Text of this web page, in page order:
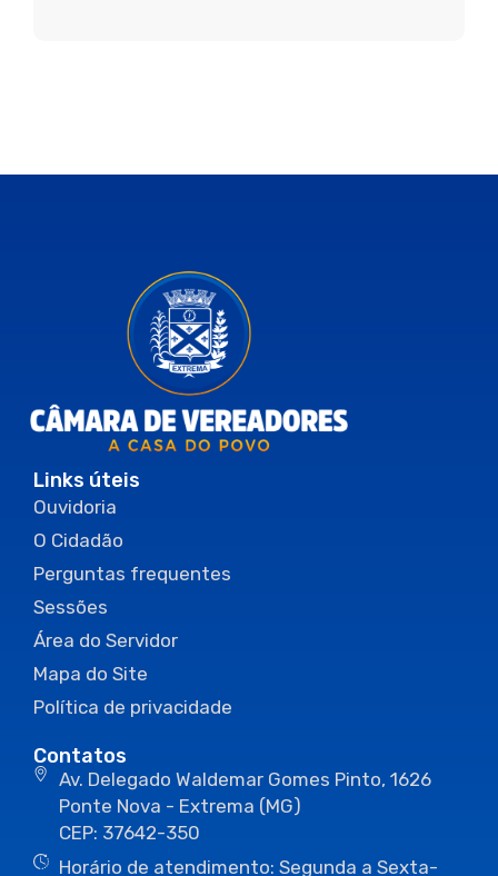
Links úteis
Ouvidoria
O Cidadão
Perguntas frequentes
Sessões
Área do Servidor
Mapa do Site
Política de privacidade
Contatos
Av. Delegado Waldemar Gomes Pinto, 1626
Ponte Nova - Extrema (MG)
CEP: 37642-350
Horário de atendimento: Segunda a Sexta-